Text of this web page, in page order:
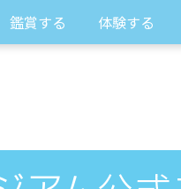
鑑賞する 体験する